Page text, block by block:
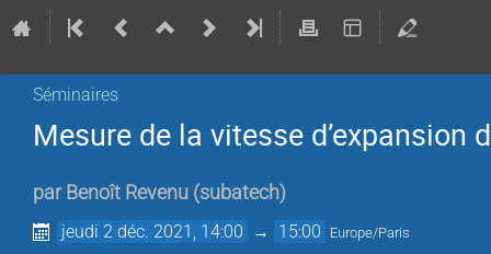
Séminaires
Mesure de la vitesse d’expansion
par Benoît Revenu (subatech)
jeudi 2 déc. 2021, 14:00 → 15:00 Europe/Paris